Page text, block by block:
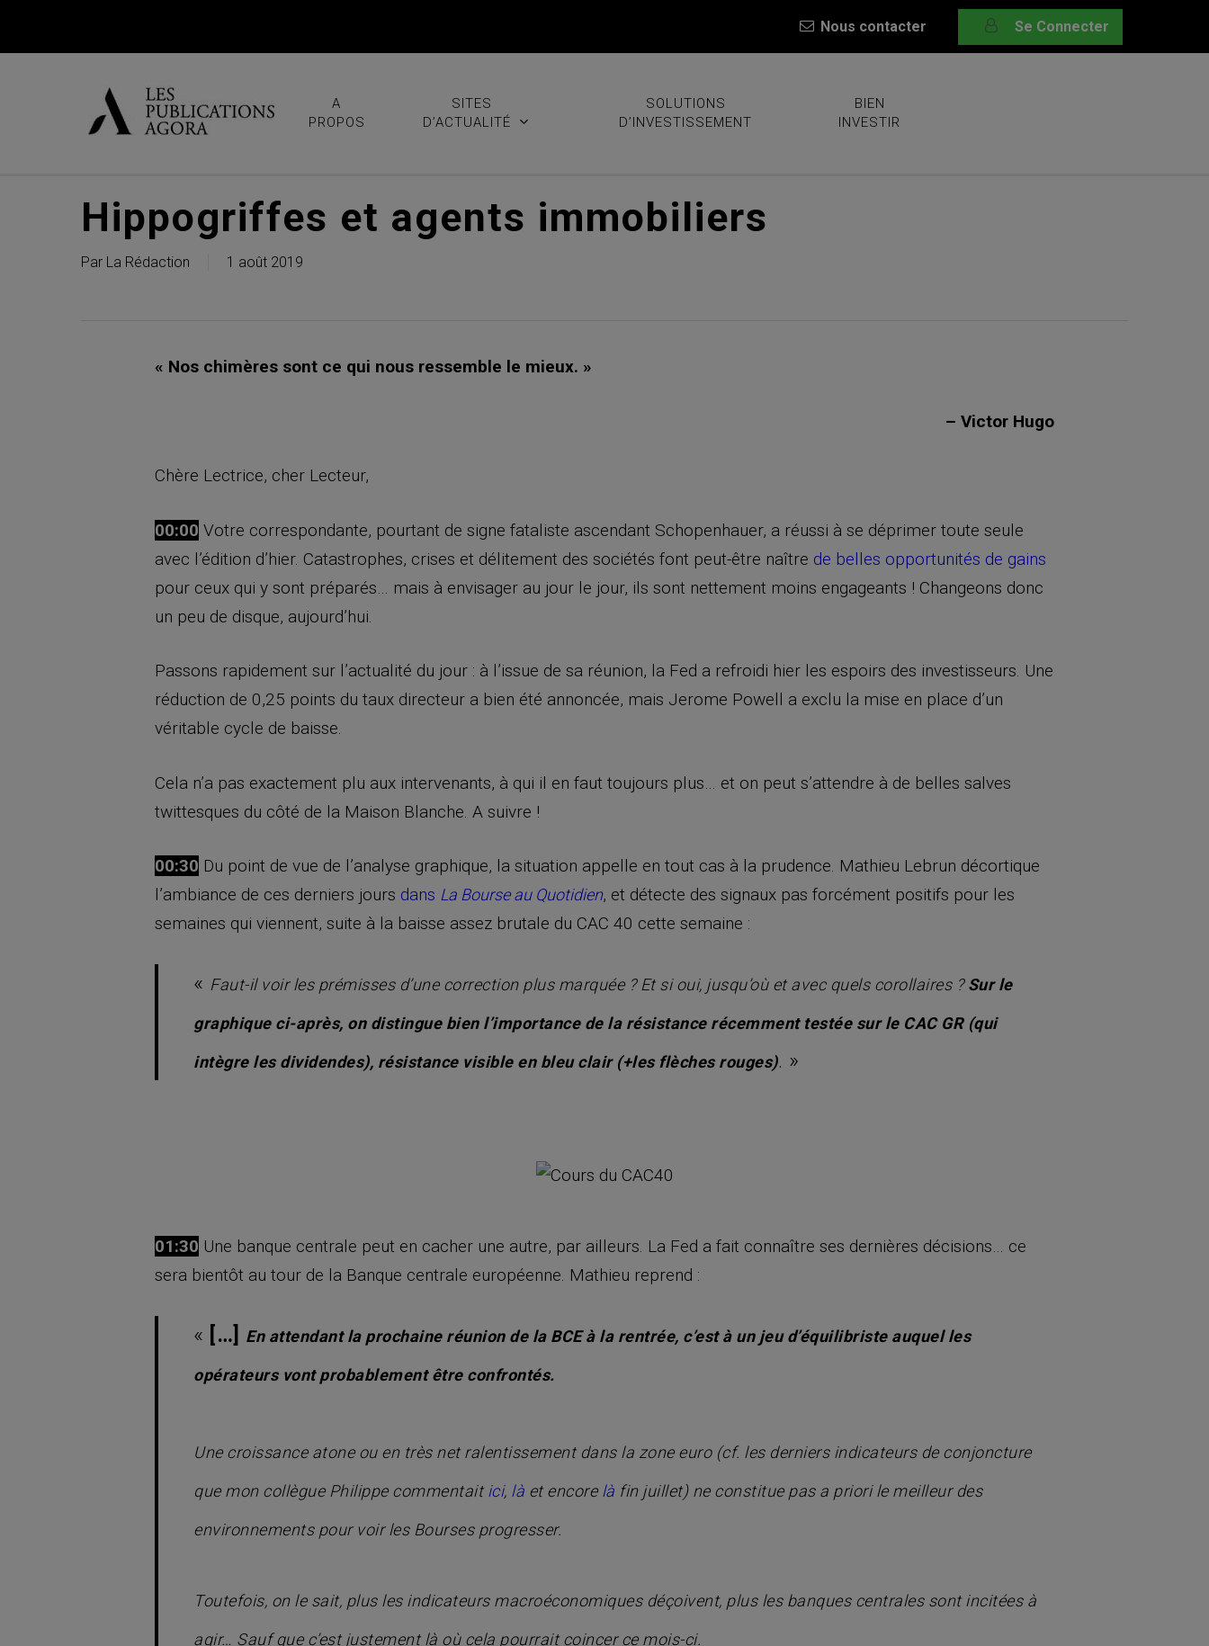
Nous contacter Se Connecter
A
PROPOS
SITES
D’ACTUALITÉ
SOLUTIONS
D’INVESTISSEMENT
BIEN
INVESTIR
Hippogriffes et agents immobiliers
Par La Rédaction 1 août 2019
« Nos chimères sont ce qui nous ressemble le mieux. »
– Victor Hugo
Chère Lectrice, cher Lecteur,
00:00 Votre correspondante, pourtant de signe fataliste ascendant Schopenhauer, a réussi à se déprimer toute seule
avec l’édition d’hier. Catastrophes, crises et délitement des sociétés font peut-être naître de belles opportunités de gains
pour ceux qui y sont préparés… mais à envisager au jour le jour, ils sont nettement moins engageants ! Changeons donc
un peu de disque, aujourd’hui.
Passons rapidement sur l’actualité du jour : à l’issue de sa réunion, la Fed a refroidi hier les espoirs des investisseurs. Une
réduction de 0,25 points du taux directeur a bien été annoncée, mais Jerome Powell a exclu la mise en place d’un
véritable cycle de baisse.
Cela n’a pas exactement plu aux intervenants, à qui il en faut toujours plus… et on peut s’attendre à de belles salves
twittesques du côté de la Maison Blanche. A suivre !
00:30 Du point de vue de l’analyse graphique, la situation appelle en tout cas à la prudence. Mathieu Lebrun décortique
l’ambiance de ces derniers jours dans La Bourse au Quotidien, et détecte des signaux pas forcément positifs pour les
semaines qui viennent, suite à la baisse assez brutale du CAC 40 cette semaine :
« Faut-il voir les prémisses d’une correction plus marquée ? Et si oui, jusqu’où et avec quels corollaires ?Sur le
graphique ci-après, on distingue bien l’importance de la résistance récemment testée sur le CAC GR (qui
intègre les dividendes), résistance visible en bleu clair (+les flèches rouges). »
01:30 Une banque centrale peut en cacher une autre, par ailleurs. La Fed a fait connaître ses dernières décisions… ce
sera bientôt au tour de la Banque centrale européenne. Mathieu reprend :
« […] En attendant la prochaine réunion de la BCE à la rentrée, c’est à un jeu d’équilibriste auquel les
opérateurs vont probablement être confrontés.
Une croissance atone ou en très net ralentissement dans la zone euro (cf. les derniers indicateurs de conjoncture
que mon collègue Philippe commentait ici, là et encore là fin juillet) ne constitue pas a priorile meilleur des
environnements pour voir les Bourses progresser.
Toutefois, on le sait, plus les indicateurs macroéconomiques déçoivent, plus les banques centrales sont incitées à
agir… Sauf que c’est justement là où cela pourrait coincer ce mois-ci.